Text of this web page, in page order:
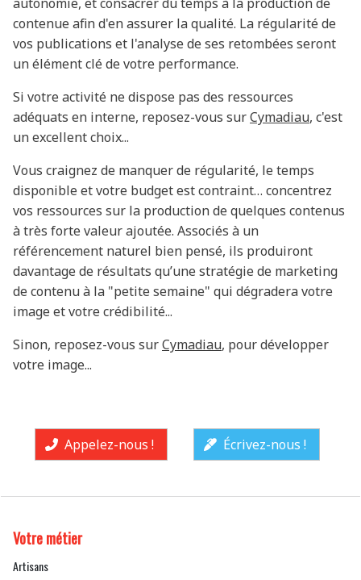
contenue afin d'en assurer la qualité. La régularité de
vos publications et l'analyse de ses retombées seront
un élément clé de votre performance.
Si votre activité ne dispose pas des ressources
adéquats en interne, reposez-vous surCymadiau, c'est
un excellent choix...
Vous craignez de manquer de régularité, le temps
disponible et votre budget est contraint… concentrez
vos ressources sur la production de quelques contenus
à très forte valeur ajoutée. Associés à un
référencement naturel bien pensé, ils produiront
davantage de résultats qu’une stratégie de marketing
de contenu à la "petite semaine" qui dégradera votre
image et votre crédibilité...
Sinon, reposez-vous surCymadiau, pour développer
votre image...
Appelez-nous ! Écrivez-nous !
Votre métier
Artisans